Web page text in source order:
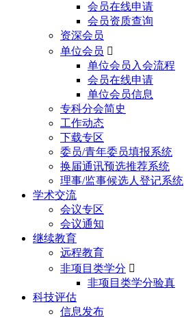
会员在线申请
会员资质查询
资深会员
单位会员 
单位会员入会流程
会员在线申请
单位会员信息
专科分会简史
工作动态
下载专区
委员/青年委员填报系统
换届通讯预选推荐系统
理事/监事候选人登记系统
学术交流
会议专区
会议通知
继续教育
远程教育
非项目类学分 
非项目类学分验真
科技评估
信息发布